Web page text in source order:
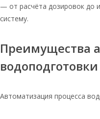
Соль для
Соль
мешок 25 кг
— от расчёта дозировок до
систему.
Преимущества
водоподготовки
Автоматизация процесса